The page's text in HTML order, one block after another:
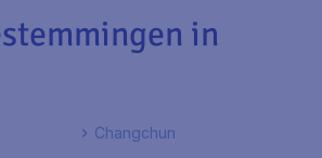
in
Changchun